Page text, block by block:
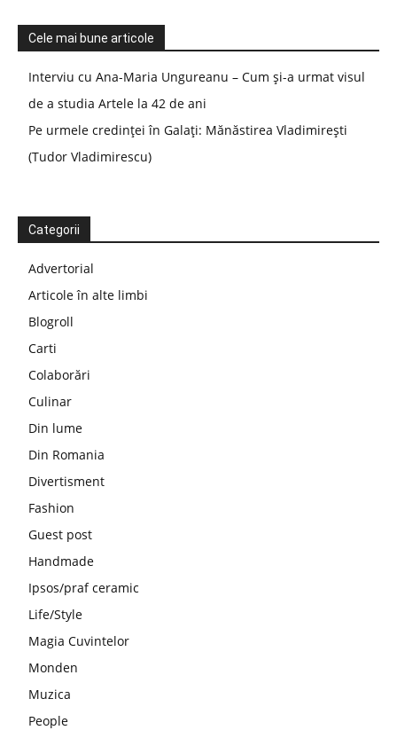
Cele mai bune articole
Interviu cu Ana-Maria Ungureanu – Cum și-a urmat visul
de a studia Artele la 42 de ani
Pe urmele credinței în Galați: Mănăstirea Vladimirești
(Tudor Vladimirescu)
Categorii
Advertorial
Articole în alte limbi
Blogroll
Carti
Colaborări
Culinar
Din lume
Din Romania
Divertisment
Fashion
Guest post
Handmade
Ipsos/praf ceramic
Life/Style
Magia Cuvintelor
Monden
Muzica
People